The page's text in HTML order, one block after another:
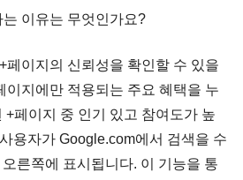
이유는 무엇인가요?
페이지의 신뢰성을 확인할 수 있을
이지에만 적용되는 주요 혜택을 누
+페이지 중 인기 있고 참여도가 높
용자가 Google.com에서 검색을 수
른쪽에 표시됩니다. 이 기능을 통